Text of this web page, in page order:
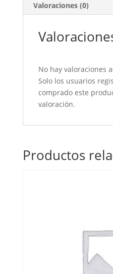
Valoraciones (0)
No hay valoraciones
Solo los usuarios
comprado este
valoración.
Productos